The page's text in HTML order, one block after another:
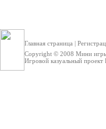
Главная страница |
Copyright © 2008 Мини
Игровой казуальный